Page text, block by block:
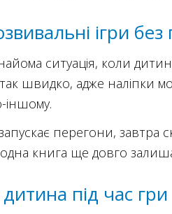
ігри
ситуація, коли
швидко, адже наліпки
іншому.
перегони, завтра
одна книга ще довго
під час гри